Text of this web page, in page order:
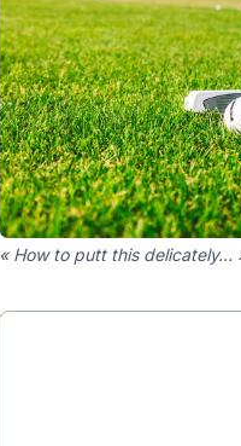
« How to putt this delicately…